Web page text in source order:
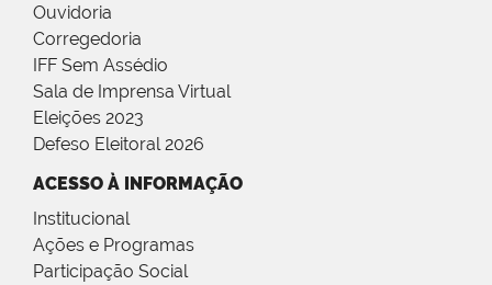
Ouvidoria
Corregedoria
IFF Sem Assédio
Sala de Imprensa Virtual
Eleições 2023
Defeso Eleitoral 2026
ACESSO À INFORMAÇÃO
Institucional
Ações e Programas
Participação Social